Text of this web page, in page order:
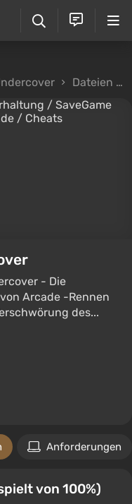
Dateien
- Die
Arcade -Rennen
des...
Anforderungen
von 100%)